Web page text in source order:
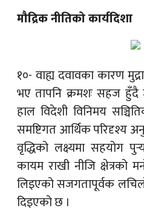
मौद्रिक नीतिको कार्यदिशा
१०- वाह्य दवावका कारण
भए तापनि क्रमशः सहज हुँदै
हाल विदेशी विनिमय
समष्टिगत आर्थिक परिदृश्य
वृद्धिको लक्ष्यमा सहयोग
कायम राखी नीजि
लिइएको सजगतापूर्वक
दिइएको छ ।